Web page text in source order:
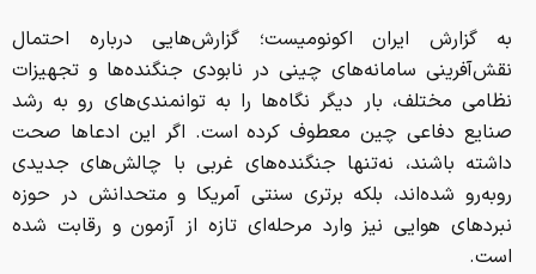
به گزارش ایران اکونومیست؛ گزارش‌هایی درباره احتمال
نقش‌آفرینی سامانه‌های چینی در نابودی جنگنده‌ها و تجهیزات
نظامی مختلف، بار دیگر نگاه‌ها را به توانمندی‌های رو به‌ رشد
صنایع دفاعی چین معطوف کرده است. اگر این ادعاها صحت
داشته باشند، نه‌تنها جنگنده‌های غربی با چالش‌های جدیدی
روبه‌رو شده‌اند، بلکه برتری سنتی آمریکا و متحدانش در حوزه
نبردهای هوایی نیز وارد مرحله‌ای تازه از آزمون و رقابت شده
است.